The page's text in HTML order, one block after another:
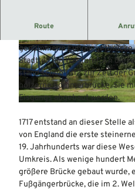
© Mittelweser-Touristik GmbH |CC-BY
Route
Historischer
genommene
Stadtteil am Westufer. An
stand schon 1512 zur Zeit der
hölzerne Sommerbrücke. Sie
Eisgangs abgebaut werden.
1717 entstand an dieser Stelle
von England die erste
19. Jahrhunderts war diese
Umkreis. Als wenige hundert
größere Brücke gebaut wurde,
Fußgängerbrücke, die im 2.